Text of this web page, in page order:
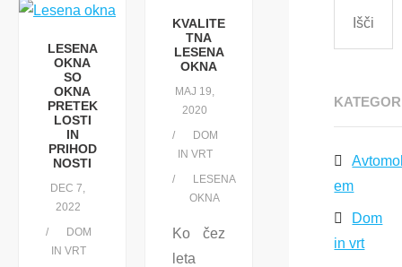
LESENA
OKNA
SO
OKNA
PRETEK
LOSTI
IN
PRIHOD
NOSTI
DEC 7,
2022
DOM
IN VRT
KVALITE
TNA
LESENA
OKNA
MAJ 19,
2020
DOM
IN VRT
LESENA
OKNA
Ko čez
leta
em
Dom
in vrt